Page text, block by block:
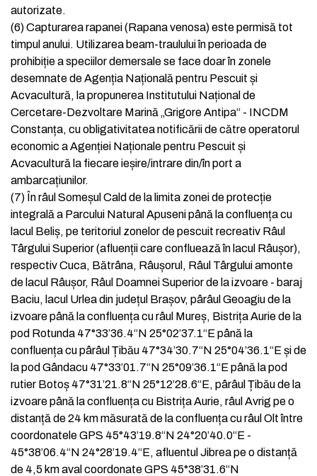
autorizate.
(6)Capturarea rapanei (Rapana venosa) este permisă tot
timpul anului. Utilizarea beam-traulului în perioada de
prohibiție a speciilor demersale se face doar în zonele
desemnate de Agenția Națională pentru Pescuit și
Acvacultură, la propunerea Institutului Național de
Cercetare-Dezvoltare Marină „Grigore Antipa“ - INCDM
Constanța, cu obligativitatea notificării de către operatorul
economic a Agenției Naționale pentru Pescuit și
Acvacultură la fiecare ieșire/intrare din/în port a
ambarcațiunilor.
(7) În râul Someșul Cald de la limita zonei de protecție
integrală a Parcului Natural Apuseni până la confluența cu
lacul Beliș, pe teritoriul zonelor de pescuit recreativ Râul
Târgului Superior (afluenții care confluează în lacul Râușor),
respectiv Cuca, Bătrâna, Râușorul, Râul Târgului amonte
de lacul Râușor, Râul Doamnei Superior de la izvoare - baraj
Baciu, lacul Urlea din județul Brașov, pârâul Geoagiu de la
izvoare până la confluența cu râul Mureș, Bistrița Aurie de la
pod Rotunda 47°33’36.4“N 25°02’37.1“E până la
confluența cu pârâul Țibău 47°34’30.7“N 25°04’36.1“E și de
la pod Gândacu 47°33’01.7“N 25°09’36.1“E până la pod
rutier Botoș 47°31’21.8“N 25°12’28.6“E, pârâul Țibău de la
izvoare până la confluența cu Bistrița Aurie, râul Avrig pe o
distanță de 24 km măsurată de la confluența cu râul Olt între
coordonatele GPS 45°43’19.8“N 24°20’40.0“E -
45°38’06.4“N 24°28’19.4“E, afluentul Jibrea pe o distanță
de 4,5 km aval coordonate GPS 45°38’31.6“N